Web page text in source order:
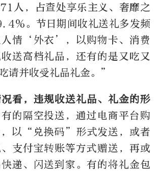
人，占查处享乐主义、奢靡之
％。节日期间收礼送礼多发频
人情‘外衣’，以购物卡、消费
送高档礼品，还有的是又吃又
请并收受礼品礼金。”
看，违规收送礼品、礼金的形
有的隔空投送，通过电商平台购
，以“兑换码”形式发送，或者
支付宝转账等方式赠送，再或
递、闪送到家。有的将礼金包